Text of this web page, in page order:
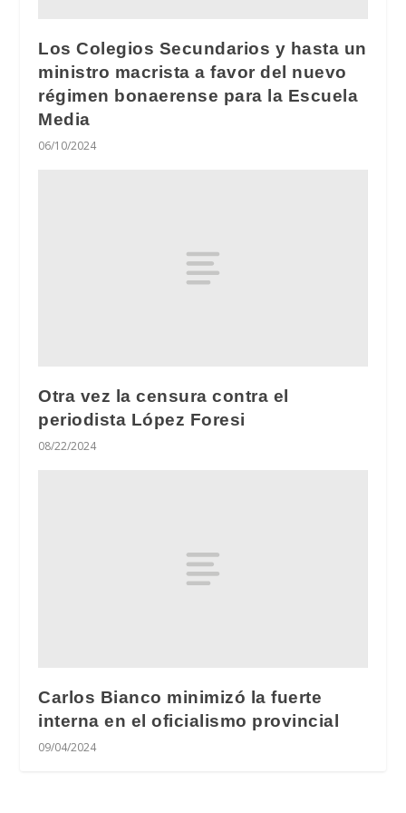
Los Colegios Secundarios y hasta un
ministro macrista a favor del nuevo
régimen bonaerense para la Escuela
Media
06/10/2024
Otra vez la censura contra el
periodista López Foresi
08/22/2024
Carlos Bianco minimizó la fuerte
interna en el oficialismo provincial
09/04/2024